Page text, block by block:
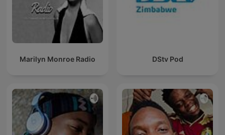
Marilyn Monroe Radio DStv Pod